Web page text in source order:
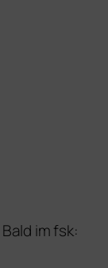
Bald im fsk: